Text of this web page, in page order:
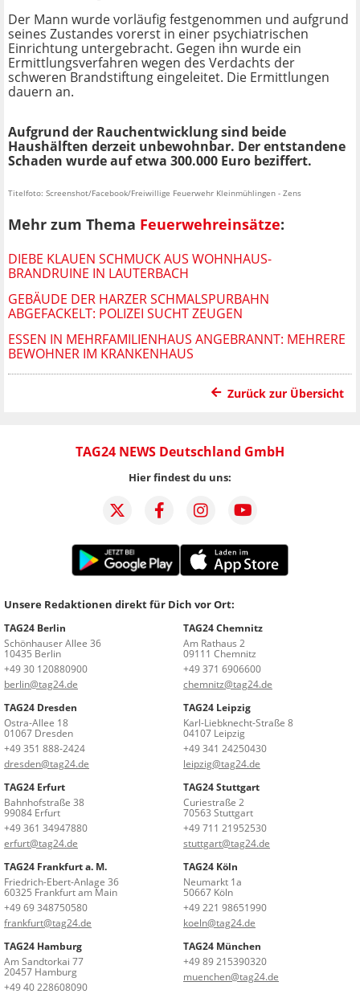
Der Mann wurde vorläufig festgenommen und aufgrund
seines Zustandes vorerst in einer psychiatrischen
Einrichtung untergebracht. Gegen ihn wurde ein
Ermittlungsverfahren wegen des Verdachts der
schweren Brandstiftung eingeleitet. Die Ermittlungen
dauern an.
Aufgrund der Rauchentwicklung sind beide
Haushälften derzeit unbewohnbar. Der entstandene
Schaden wurde auf etwa 300.000 Euro beziffert.
Titelfoto: Screenshot/Facebook/Freiwillige Feuerwehr Kleinmühlingen - Zens
Mehr zum Thema Feuerwehreinsätze:
DIEBE KLAUEN SCHMUCK AUS WOHNHAUS-
BRANDRUINE IN LAUTERBACH
GEBÄUDE DER HARZER SCHMALSPURBAHN
ABGEFACKELT: POLIZEI SUCHT ZEUGEN
ESSEN IN MEHRFAMILIENHAUS ANGEBRANNT: MEHRERE
BEWOHNER IM KRANKENHAUS
Zurück zur Übersicht
TAG24 NEWS Deutschland GmbH
Hier findest du uns:
Unsere Redaktionen direkt für Dich vor Ort:
TAG24 Berlin
Schönhauser Allee 36
10435 Berlin
+49 30 120880900
berlin@tag24.de
TAG24 Chemnitz
Am Rathaus 2
09111 Chemnitz
+49 371 6906600
chemnitz@tag24.de
TAG24 Dresden
Ostra-Allee 18
01067 Dresden
+49 351 888-2424
dresden@tag24.de
TAG24 Leipzig
Karl-Liebknecht-Straße 8
04107 Leipzig
+49 341 24250430
leipzig@tag24.de
TAG24 Erfurt
Bahnhofstraße 38
99084 Erfurt
+49 361 34947880
erfurt@tag24.de
TAG24 Stuttgart
Curiestraße 2
70563 Stuttgart
+49 711 21952530
stuttgart@tag24.de
TAG24 Frankfurt a. M.
Friedrich-Ebert-Anlage 36
60325 Frankfurt am Main
+49 69 348750580
frankfurt@tag24.de
TAG24 Köln
Neumarkt 1a
50667 Köln
+49 221 98651990
koeln@tag24.de
TAG24 Hamburg
Am Sandtorkai 77
20457 Hamburg
+49 40 228608090
TAG24 München
+49 89 215390320
muenchen@tag24.de